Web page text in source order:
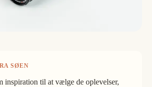
SØEN
inspiration til at vælge de oplevelser,